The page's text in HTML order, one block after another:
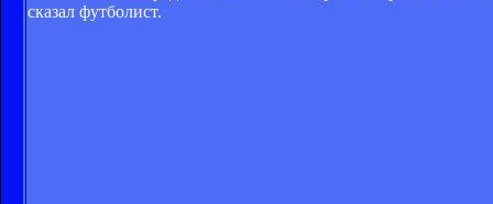
сказал футболист.